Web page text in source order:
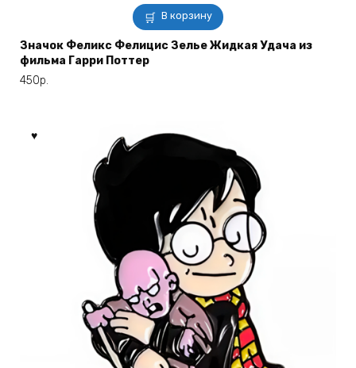
В корзину
Значок Феликс Фелицис Зелье Жидкая Удача из
фильма Гарри Поттер
450р.